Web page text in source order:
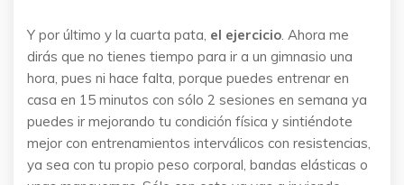
Y por último y la cuarta pata, el ejercicio. Ahora me
dirás que no tienes tiempo para ir a un gimnasio una
hora, pues ni hace falta, porque puedes entrenar en
casa en 15 minutos con sólo 2 sesiones en semana ya
puedes ir mejorando tu condición física y sintiéndote
mejor con entrenamientos interválicos con resistencias,
ya sea con tu propio peso corporal, bandas elásticas o